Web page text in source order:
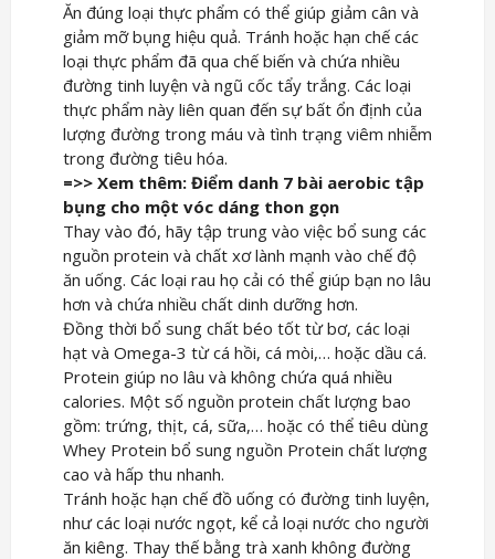
Ăn đúng loại thực phẩm có thể giúp giảm cân và
giảm mỡ bụng hiệu quả. Tránh hoặc hạn chế các
loại thực phẩm đã qua chế biến và chứa nhiều
đường tinh luyện và ngũ cốc tẩy trắng. Các loại
thực phẩm này liên quan đến sự bất ổn định của
lượng đường trong máu và tình trạng viêm nhiễm
trong đường tiêu hóa.
=>> Xem thêm: Điểm danh 7 bài aerobic tập
bụng cho một vóc dáng thon gọn
Thay vào đó, hãy tập trung vào việc bổ sung các
nguồn protein và chất xơ lành mạnh vào chế độ
ăn uống. Các loại rau họ cải có thể giúp bạn no lâu
hơn và chứa nhiều chất dinh dưỡng hơn.
Đồng thời bổ sung chất béo tốt từ bơ, các loại
hạt và Omega-3 từ cá hồi, cá mòi,… hoặc dầu cá.
Protein giúp no lâu và không chứa quá nhiều
calories. Một số nguồn protein chất lượng bao
gồm: trứng, thịt, cá, sữa,… hoặc có thể tiêu dùng
Whey Protein bổ sung nguồn Protein chất lượng
cao và hấp thu nhanh.
Tránh hoặc hạn chế đồ uống có đường tinh luyện,
như các loại nước ngọt, kể cả loại nước cho người
ăn kiêng. Thay thế bằng trà xanh không đường